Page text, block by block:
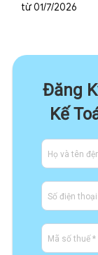
từ 01/7/2026
Đăng
Kế